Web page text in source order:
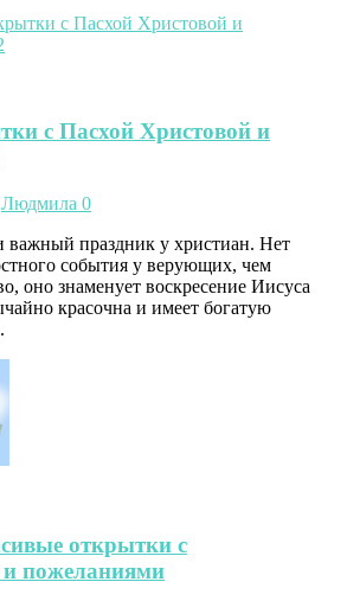
с Пасхой Христовой и
Людмила 0
праздник у христиан. Нет
события у верующих, чем
оно знаменует воскресение Иисуса
красочна и имеет богатую
открытки с
и пожеланиями